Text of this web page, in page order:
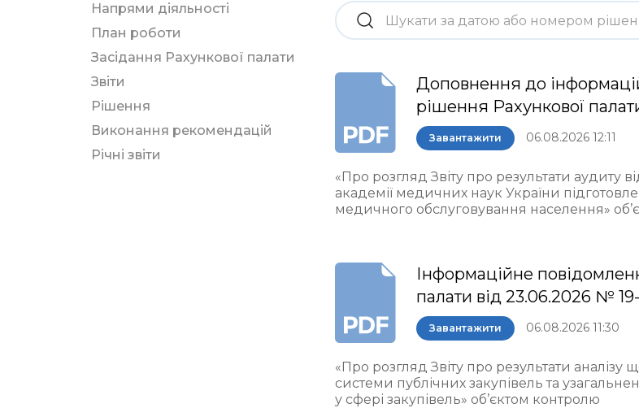
Напрями діяльності
План роботи
Засідання Рахункової палати
Звіти
Рішення
Виконання рекомендацій
Річні звіти
Доповнення до
рішення Рахункової
Завантажити 06.08.2026 12:11
«Про розгляд Звіту про результати аудиту
академії медичних наук України
медичного обслуговування населення»
Інформаційне
палати від 23.06.2026 №
Завантажити 06.08.2026 11:30
«Про розгляд Звіту про результати аналізу
системи публічних закупівель та
у сфері закупівель» об’єктом контролю